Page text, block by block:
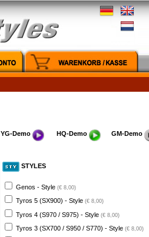
YG-Demo HQ-Demo GM-Demo
STYLES
Genos - Style (€ 8,00)
Tyros 5 (SX900) - Style (€ 8,00)
Tyros 4 (S970 / S975) - Style (€ 8,00)
Tyros 3 (SX700 / S950 / S770) - Style (€ 8,00)